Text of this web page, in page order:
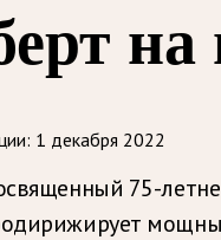
на
1 декабря 2022
75-